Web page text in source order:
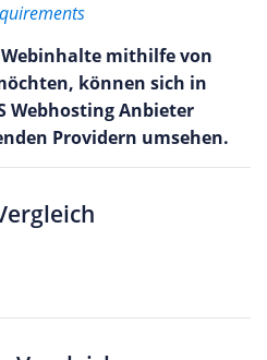
mithilfe von
können sich in
Webhosting Anbieter
Providern umsehen.